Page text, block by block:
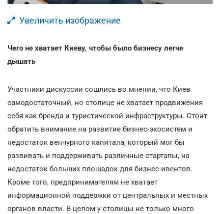
Увеличить изображение
Чего не хватает Киеву, чтобы было бизнесу легче
дышать
Участники дискуссии сошлись во мнении, что Киев
самодостаточный, но столице не хватает продвижения
себя как бренда и туристической инфраструктуры. Стоит
обратить внимание на развитие бизнес-экосистем и
недостаток венчурного капитала, который мог бы
развивать и поддерживать различные стартапы, на
недостаток больших площадок для бизнес-ивентов.
Кроме того, предпринимателям не хватает
информационной поддержки от центральных и местных
органов власти. В целом у столицы не только много